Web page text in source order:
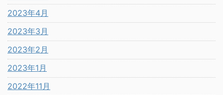
2023年4月
2023年3月
2023年2月
2023年1月
2022年11月